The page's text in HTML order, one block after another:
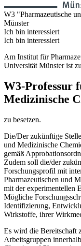
W3 "Pharmazeutische
Münster
Ich bin interessiert
Ich bin interessiert
Am Institut für
Universität Münster ist
W3-Professur
Medizinische
zu besetzen.
Die/Der zukünftige
und Medizinische
gemäß
Zudem soll die/der
Forschungsprofil mit
Pharmazeutischen und
mit der experimentellen
Mögliche
Identifizierung,
Wirkstoffe, ihrer
Es wird die Bereitschaft
Arbeitsgruppen